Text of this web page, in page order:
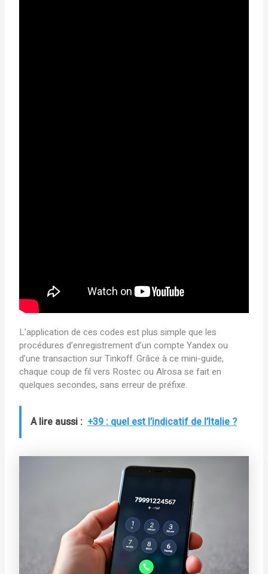
L’application de ces codes est plus simple que les
procédures d’enregistrement d’un compte Yandex ou
d’une transaction sur Tinkoff. Grâce à ce mini-guide,
chaque coup de fil vers Rostec ou Alrosa se fait en
quelques secondes, sans erreur de préfixe.
A lire aussi : +39 : quel est l’indicatif de l’Italie ?